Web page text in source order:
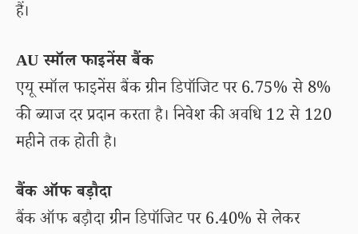
हैं।
AU स्मॉल फाइनेंस बैंक
एयू स्मॉल फाइनेंस बैंक ग्रीन डिपॉजिट पर 6.75% से 8%
की ब्याज दर प्रदान करता है। निवेश की अवधि 12 से 120
महीने तक होती है।
बैंक ऑफ बड़ौदा
बैंक ऑफ बड़ौदा ग्रीन डिपॉजिट पर 6.40% से लेकर